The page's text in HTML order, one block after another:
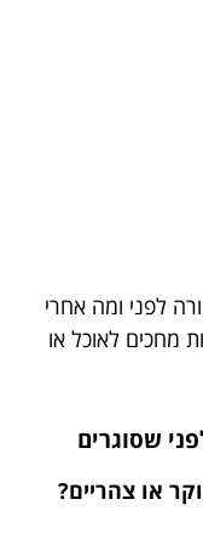
לפני ומה אחרי
מחכים לאוכל או
שסוגרים
או צהריים?